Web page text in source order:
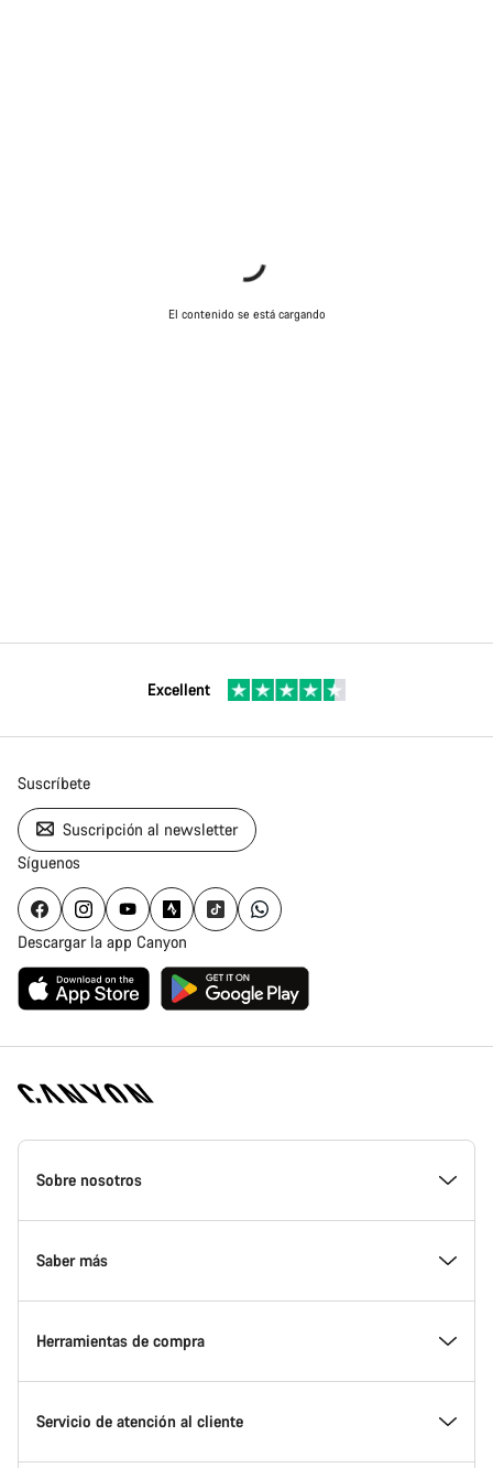
El contenido se está cargando
Excellent
Suscríbete
Suscripción al newsletter
Síguenos
Descargar la app Canyon
Canyon
Homepage
Sobre nosotros
Conoce Canyon
Innovación en Canyon
Canyon Factory Racing
Saber más
Eventos
Encuentra un punto de servicio Canyon
Herramientas de compra
Encuentra tu bicicleta
Servicio de atención al cliente